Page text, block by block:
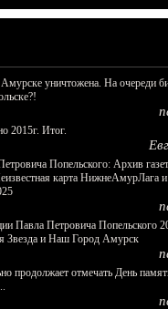
уничтожена. На очереди
2015г. Итог.
Попельского: Архив
карта НижнеАмурЛага
Павла Петровича Попельского
Звезда и Наш Город Амурск
продолжает отмечать День